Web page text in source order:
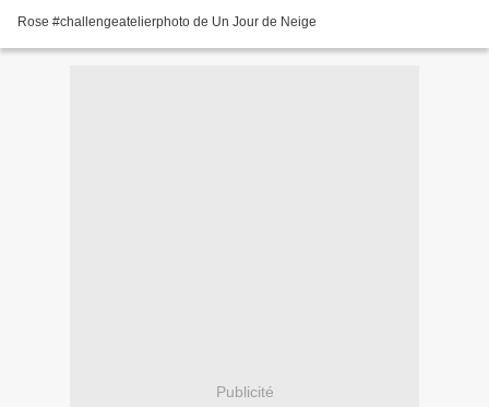
Rose #challengeatelierphoto de Un Jour de Neige
Publicité